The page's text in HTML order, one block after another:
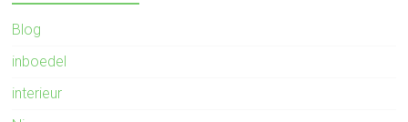
Blog
inboedel
interieur